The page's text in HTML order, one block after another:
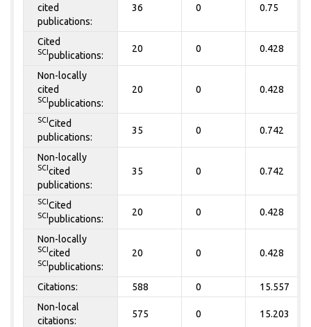
cited
publications:
36 0 0.75
Cited
SCI publications:
20 0 0.428
Non-locally
cited
SCI publications:
20 0 0.428
SCI Cited
publications:
35 0 0.742
Non-locally
SCI cited
publications:
35 0 0.742
SCI Cited
SCI publications:
20 0 0.428
Non-locally
SCI cited
SCI publications:
20 0 0.428
Citations: 588 0
15.557
Non-local
citations:
575 0 15.203